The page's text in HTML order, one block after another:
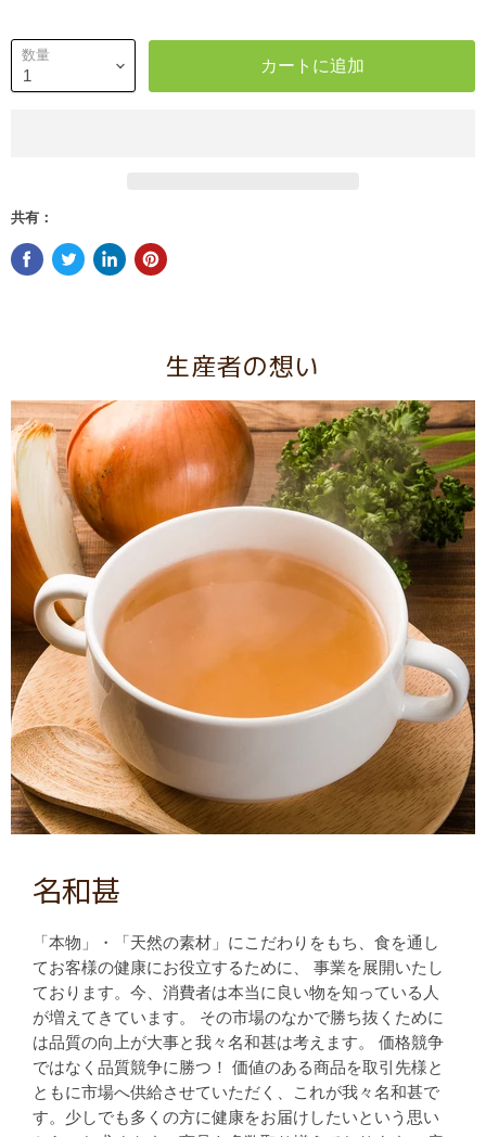
数量 カートに追加
共有：
生産者の想い
名和甚
「本物」・「天然の素材」にこだわりをもち、食を通し
てお客様の健康にお役立するために、 事業を展開いたし
ております。今、消費者は本当に良い物を知っている人
が増えてきています。 その市場のなかで勝ち抜くために
は品質の向上が大事と我々名和甚は考えます。 価格競争
ではなく品質競争に勝つ！ 価値のある商品を取引先様と
ともに市場へ供給させていただく、これが我々名和甚で
す。少しでも多くの方に健康をお届けしたいという思い